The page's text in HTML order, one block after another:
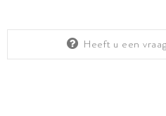
Heeft u een